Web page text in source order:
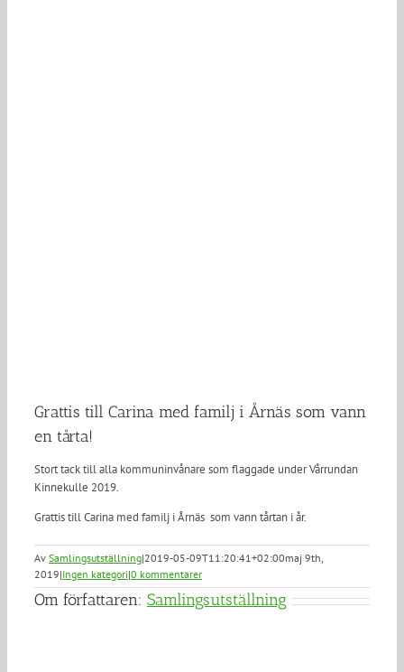
Grattis till Carina med familj i Årnäs som vann
en tårta!
Stort tack till alla kommuninvånare som flaggade under Vårrundan
Kinnekulle 2019.
Grattis till Carina med familj i Årnäs som vann tårtan i år.
Av Samlingsutställning|2019-05-09T11:20:41+02:00maj 9th,
2019|Ingen kategori|0 kommentarer
Om författaren: Samlingsutställning